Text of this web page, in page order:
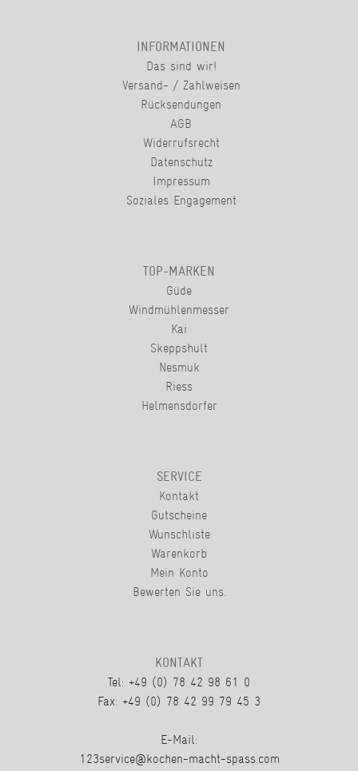
INFORMATIONEN
Das sind wir!
Versand- / Zahlweisen
Rücksendungen
AGB
Widerrufsrecht
Datenschutz
Impressum
Soziales Engagement
TOP-MARKEN
Güde
Windmühlenmesser
Kai
Skeppshult
Nesmuk
Riess
Helmensdorfer
SERVICE
Kontakt
Gutscheine
Wunschliste
Warenkorb
Mein Konto
Bewerten Sie uns.
KONTAKT
Tel: +49 (0) 78 42 98 61 0
Fax: +49 (0) 78 42 99 79 45 3
E-Mail:
123service@kochen-macht-spass.com